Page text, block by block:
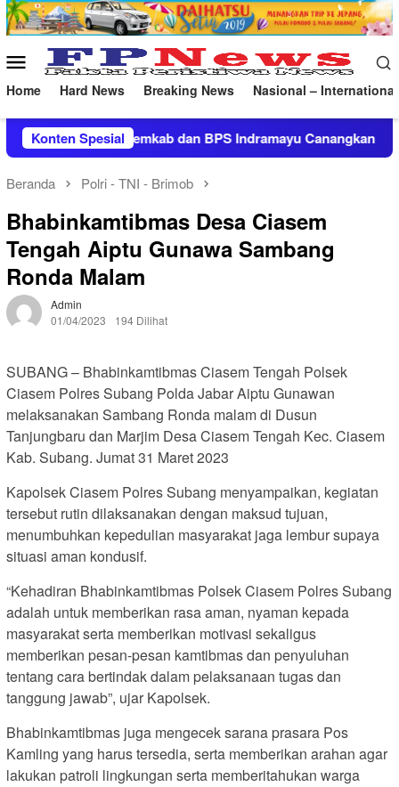
Loncat
ke
Menu
Mobile
Home Hard News Breaking News Nasional – International
Konten Spesial
BPS Indramayu Canangkan Program Desa Cantik 2026
Beranda Polri - TNI - Brimob
Bhabinkamtibmas Desa Ciasem
Tengah Aiptu Gunawa Sambang
Ronda Malam
Admin
01/04/2023
194 Dilihat
SUBANG – Bhabinkamtibmas Ciasem Tengah Polsek
Ciasem Polres Subang Polda Jabar Aiptu Gunawan
melaksanakan Sambang Ronda malam di Dusun
Tanjungbaru dan Marjim Desa Ciasem Tengah Kec. Ciasem
Kab. Subang. Jumat 31 Maret 2023
Kapolsek Ciasem Polres Subang menyampaikan, kegiatan
tersebut rutin dilaksanakan dengan maksud tujuan,
menumbuhkan kepedulian masyarakat jaga lembur supaya
situasi aman kondusif.
“Kehadiran Bhabinkamtibmas Polsek Ciasem Polres Subang
adalah untuk memberikan rasa aman, nyaman kepada
masyarakat serta memberikan motivasi sekaligus
memberikan pesan-pesan kamtibmas dan penyuluhan
tentang cara bertindak dalam pelaksanaan tugas dan
tanggung jawab”, ujar Kapolsek.
Bhabinkamtibmas juga mengecek sarana prasara Pos
Kamling yang harus tersedia, serta memberikan arahan agar
lakukan patroli lingkungan serta memberitahukan warga